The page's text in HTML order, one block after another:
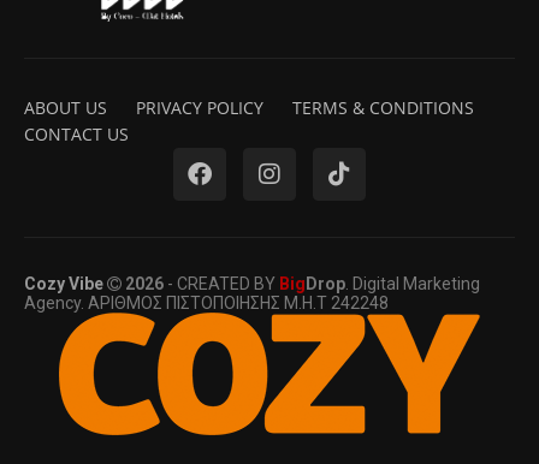
ABOUT US PRIVACY POLICY
TERMS & CONDITIONS
CONTACT US
Cozy Vibe 2026 - CREATED BY Big Drop . Digital Marketing
Agency. ΑΡΙΘΜΟΣ ΠΙΣΤΟΠΟΙΗΣΗΣ Μ.Η.Τ 242248